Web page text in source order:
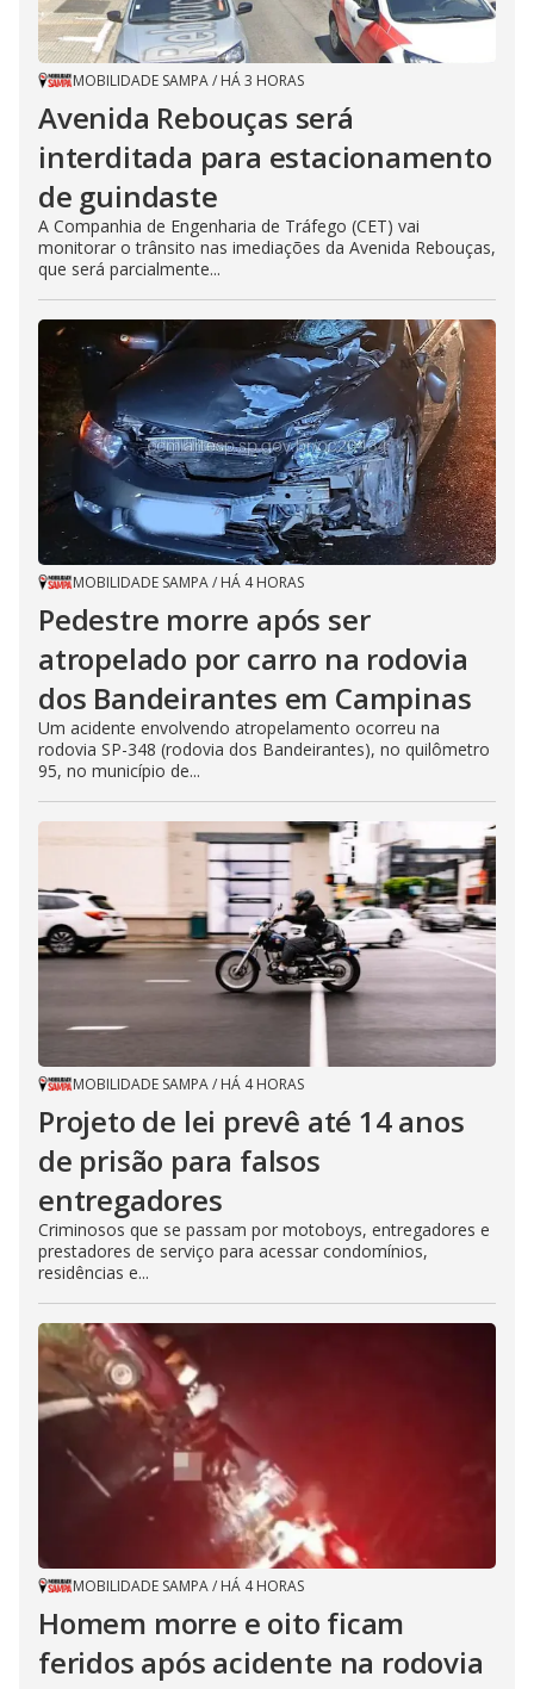
MOBILIDADE SAMPA/ HÁ 3 HORAS
Avenida Rebouças será
interditada para estacionamento
de guindaste
A Companhia de Engenharia de Tráfego (CET) vai
monitorar o trânsito nas imediações da Avenida Rebouças,
que será parcialmente...
MOBILIDADE SAMPA/ HÁ 4 HORAS
Pedestre morre após ser
atropelado por carro na rodovia
dos Bandeirantes em Campinas
Um acidente envolvendo atropelamento ocorreu na
rodovia SP-348 (rodovia dos Bandeirantes), no quilômetro
95, no município de...
MOBILIDADE SAMPA/ HÁ 4 HORAS
Projeto de lei prevê até 14 anos
de prisão para falsos
entregadores
Criminosos que se passam por motoboys, entregadores e
prestadores de serviço para acessar condomínios,
residências e...
MOBILIDADE SAMPA/ HÁ 4 HORAS
Homem morre e oito ficam
feridos após acidente na rodovia